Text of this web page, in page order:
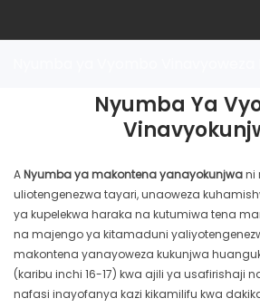
Nyumba Ya
ANyumba ya makontena yanayokunjwani
uliotengenezwa tayari, unaoweza
ya kupelekwa haraka na kutumiwa tena
na majengo ya kitamaduni
makontena yanayoweza kukunjwa
(karibu inchi 16-17) kwa ajili ya usafirishaji
nafasi inayofanya kazi kikamilifu kwa